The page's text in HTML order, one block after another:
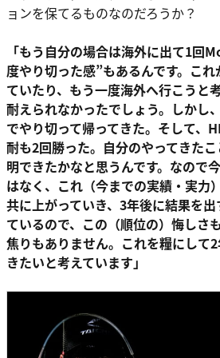
ョンを保てるものなのだろうか？
「もう自分の場合は海外に出て1回
度やり切った感”もあるんです。こ
ていたり、もう一度海外へ行こうと
耐えられなかったでしょう。しかし
でやり切って帰ってきた。そして、
耐も2回勝った。自分のやってきた
明できたかなと思うんです。なので
はなく、これ（今までの実績・実力
共に上がっていき、3年後に結果を
ているので、この（順位の）悔しさ
焦りもありません。これを糧にして
きたいと考えています」